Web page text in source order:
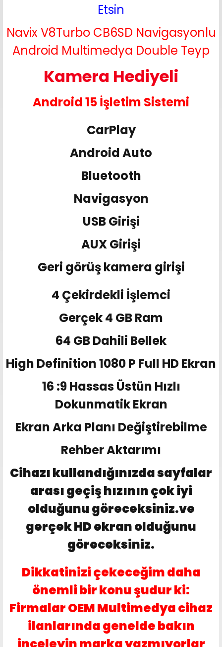
Etsin
Navix V8Turbo CB6SD Navigasyonlu
Android Multimedya Double Teyp
Kamera Hediyeli
Android 15 İşletim Sistemi
CarPlay
Android Auto
Bluetooth
Navigasyon
USB Girişi
AUX Girişi
Geri görüş kamera girişi
4 Çekirdekli İşlemci
Gerçek 4 GB Ram
64 GB Dahili Bellek
High Definition 1080 P Full HD Ekran
16 :9 Hassas Üstün Hızlı
Dokunmatik Ekran
Ekran Arka Planı Değiştirebilme
Rehber Aktarımı
Cihazı kullandığınızda sayfalar
arası geçiş hızının çok iyi
olduğunu göreceksiniz.ve
gerçek HD ekran olduğunu
göreceksiniz.
Dikkatinizi çekeceğim daha
önemli bir konu şudur ki:
Firmalar OEM Multimedya cihaz
ilanlarında genelde bakın